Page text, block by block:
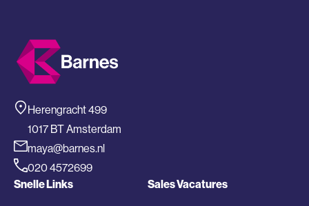
Herengracht 499
1017 BT Amsterdam
maya@barnes.nl
020 4572699
Snelle Links
Sales Vacatures